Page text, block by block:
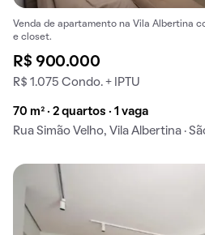
Venda de apartamento na Vila Albertina
e closet.
R$ 900.000
R$ 1.075 Condo. + IPTU
70 m² · 2 quartos · 1 vaga
Rua Simão Velho, Vila Albertina ·